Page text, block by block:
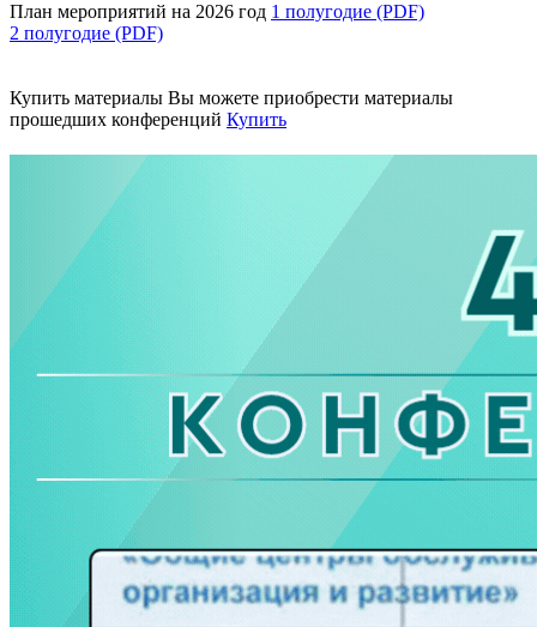
План мероприятий на 2026 год 1 полугодие (PDF)
2 полугодие (PDF)
Купить материалы Вы можете приобрести материалы
прошедших конференций Купить